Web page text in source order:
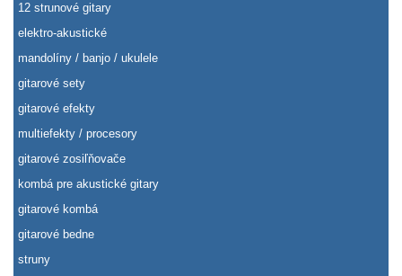
12 strunové gitary
elektro-akustické
mandolíny / banjo / ukulele
gitarové sety
gitarové efekty
multiefekty / procesory
gitarové zosiľňovače
kombá pre akustické gitary
gitarové kombá
gitarové bedne
struny